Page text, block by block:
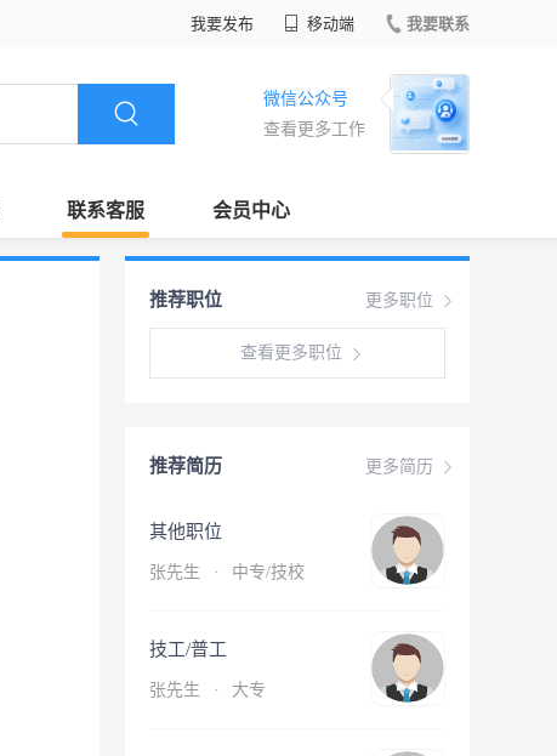
我要发布 移动端 我要联系
微信公众号
查看更多工作
联系客服 会员中心
更多职位
推荐职位
查看更多职位
更多简历
推荐简历
其他职位
张先生 · 中专/技校
技工/普工
张先生 · 大专